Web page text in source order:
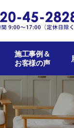
施工事例＆
お客様の声